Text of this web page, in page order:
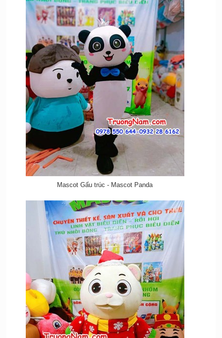
Mascot Gấu trúc - Mascot Panda